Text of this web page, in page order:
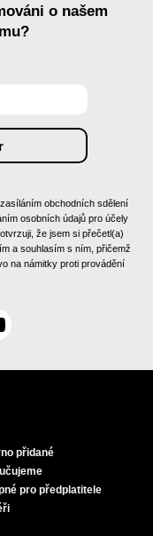
o našem
obchodních sdělení
osobních údajů pro účely
že jsem si přečetl(a)
a souhlasím s ním, přičemž
na námitky proti provádění
přidané
pro předplatitele